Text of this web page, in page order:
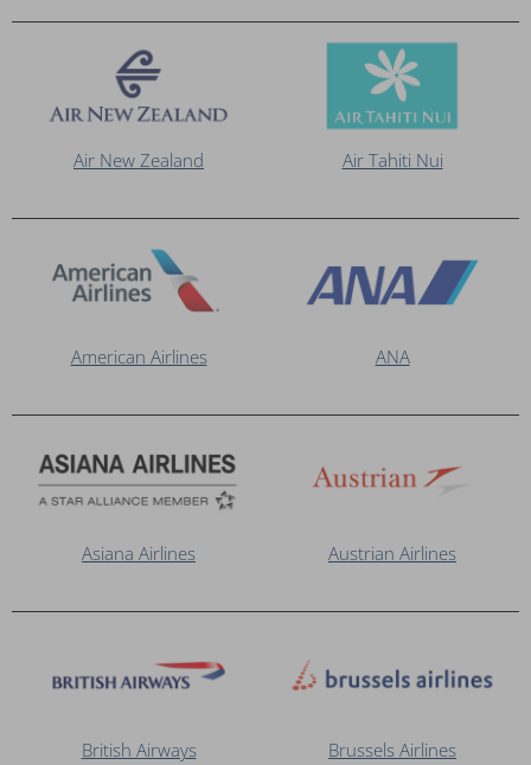
Air New Zealand Air Tahiti Nui
American Airlines ANA
Asiana Airlines Austrian Airlines
British Airways Brussels Airlines